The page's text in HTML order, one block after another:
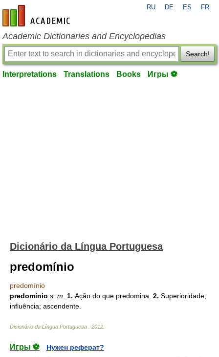
en-academic.com
RU DE ES FR
Academic Dictionaries and Encyclopedias
Search!
Interpretations Translations Books Игры ⚽
Dicionário da Língua Portuguesa
predomínio
predomínio
predomínio s. m. 1. Ação do que predomina. 2. Superioridade;
influência; ascendente.
Dicionário da Língua Portuguesa 2012
Игры ⚽
Нужен реферат?